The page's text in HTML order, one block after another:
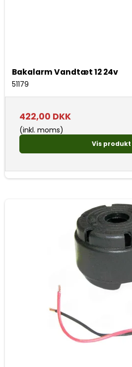
Bakalarm Vandtæt 12 24v
51179
422,00 DKK
(inkl. moms)
Vis produkt